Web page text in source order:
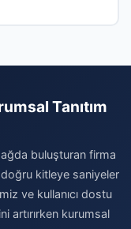
Tanıtım
ağda buluşturan firma
kitleye saniyeler
ve kullanıcı dostu
artırırken kurumsal